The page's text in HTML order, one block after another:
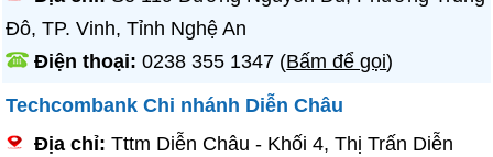
Đô, TP. Vinh, Tỉnh Nghệ An
Điện thoại:0238 355 1347 (Bấm để gọi)
Techcombank Chi nhánh Diễn Châu
Địa chỉ:Tttm Diễn Châu - Khối 4, Thị Trấn Diễn